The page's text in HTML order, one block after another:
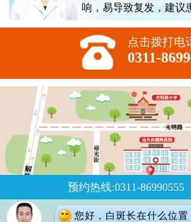
响，易导致复发，建议
点击拨打电
0311-
预约热线:0311-86990555
您好，白斑长在什么位置